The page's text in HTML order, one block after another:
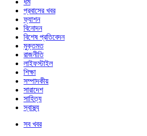
ধর্ম
প্রবাসের খবর
ফ্যাশন
বিনোদন
বিশেষ প্রতিবেদন
মুক্তমত
রাজনীতি
লাইফস্টাইল
শিক্ষা
সম্পাদকীয়
সারাদেশ
সাহিত্য
স্বাস্থ্য
সব খবর